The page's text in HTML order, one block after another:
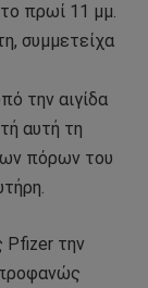
πρωί 11 μμ.
συμμετείχα
την αιγίδα
αυτή τη
πόρων του
Pfizer την